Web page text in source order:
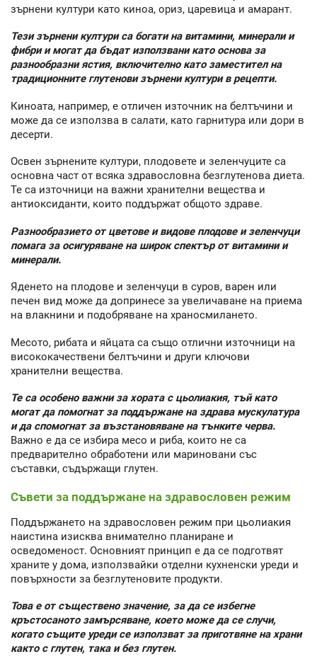
зърнени култури като киноа, ориз, царевица и амарант.
Тези зърнени култури са богати на витамини, минерали и
фибри и могат да бъдат използвани като основа за
разнообразни ястия, включително като заместител на
традиционните глутенови зърнени култури в рецепти.
Киноата, например, е отличен източник на белтъчини и
може да се използва в салати, като гарнитура или дори в
десерти.
Освен зърнените култури, плодовете и зеленчуците са
основна част от всяка здравословна безглутенова диета.
Те са източници на важни хранителни вещества и
антиоксиданти, които поддържат общото здраве.
Разнообразието от цветове и видове плодове и зеленчуци
помага за осигуряване на широк спектър от витамини и
минерали.
Яденето на плодове и зеленчуци в суров, варен или
печен вид може да допринесе за увеличаване на приема
на влакнини и подобряване на храносмилането.
Месото, рибата и яйцата са също отлични източници на
висококачествени белтъчини и други ключови
хранителни вещества.
Те са особено важни за хората с цьолиакия, тъй като
могат да помогнат за поддържане на здрава мускулатура
и да спомогнат за възстановяване на тънките черва.
Важно е да се избира месо и риба, които не са
предварително обработени или мариновани със
съставки, съдържащи глутен.
Съвети за поддържане на здравословен режим
Поддържането на здравословен режим при цьолиакия
наистина изисква внимателно планиране и
осведоменост. Основният принцип е да се подготвят
храните у дома, използвайки отделни кухненски уреди и
повърхности за безглутеновите продукти.
Това е от съществено значение, за да се избегне
кръстосаното замърсяване, което може да се случи,
когато същите уреди се използват за приготвяне на храни
както с глутен, така и без глутен.